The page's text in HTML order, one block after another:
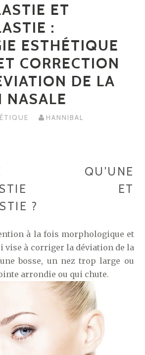
ET
:
ESTHÉTIQUE
CORRECTION
DE LA
NASALE
HANNIBAL
CE QU’UNE
ET
?
à la fois morphologique et
vise à corriger la déviation de la
bosse, un nez trop large ou
arrondie ou qui chute.